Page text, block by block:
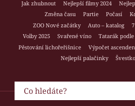
Jak zhubnout Nejlepší filmy 2024
Změna času
Partie Počasí
ZOO Nové začátky
Auto – katalog
Volby 2025
Svařené víno Tatarák
Pěstování lichořeřišnice
Výpočet
Nejlepší palačinky